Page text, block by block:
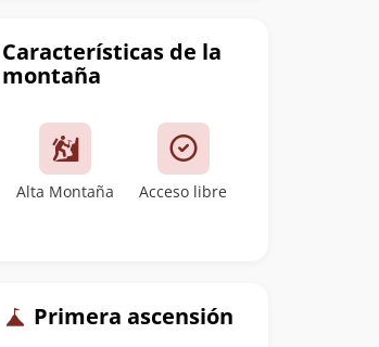
cumbre
Características de la
montaña
Alta Montaña Acceso libre
Primera ascensión